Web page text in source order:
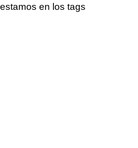
estamos en los tags